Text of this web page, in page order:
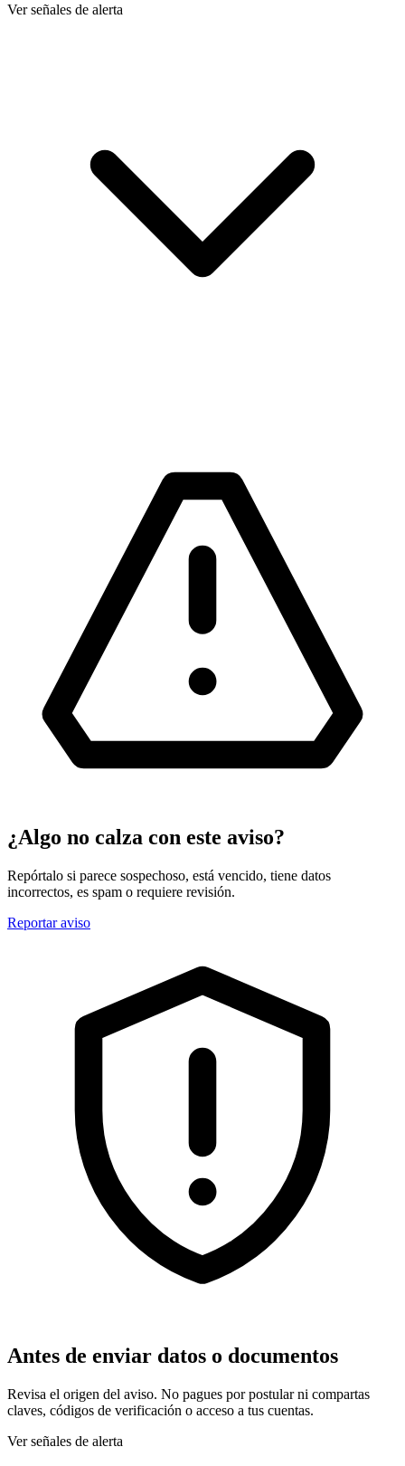
Ver señales de alerta
¿Algo no calza con este aviso?
Repórtalo si parece sospechoso, está vencido, tiene datos
incorrectos, es spam o requiere revisión.
Reportar aviso
Antes de enviar datos o documentos
Revisa el origen del aviso. No pagues por postular ni compartas
claves, códigos de verificación o acceso a tus cuentas.
Ver señales de alerta